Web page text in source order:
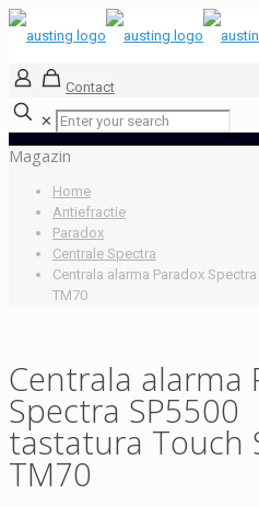
Contact
✕
Magazin
Home
Antiefractie
Paradox
Centrale Spectra
Centrala alarma Paradox
TM70
Centrala alarma
Spectra SP5500
tastatura Touch
TM70